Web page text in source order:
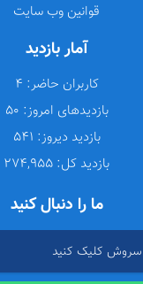
قوانین وب سایت
آمار بازدید
کاربران حاضر:
بازدیدهای امروز:
بازدید دیروز:
بازدید کل:
ما را دنبال کنید
سروش کلیک کنید